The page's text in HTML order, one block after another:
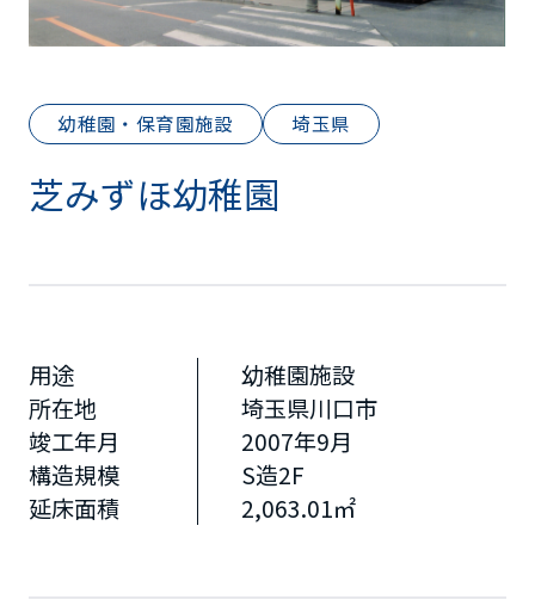
幼稚園・保育園施設 埼玉県
芝みずほ幼稚園
用途
幼稚園施設
所在地
埼玉県川口市
竣工年月
2007年9月
構造規模
S造2F
延床面積
2,063.01㎡